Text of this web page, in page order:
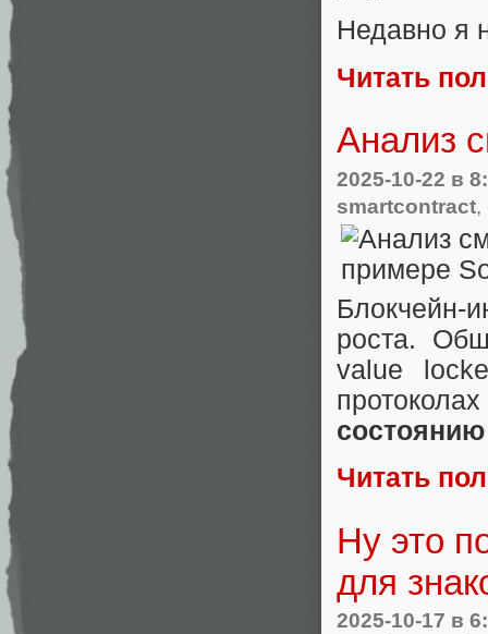
Недавно я
Читать
Анализ
2025-10-22 в
smartcontract,
Блокчейн-
роста.
value
состоянию
Читать
Ну это
для
2025-10-17 в